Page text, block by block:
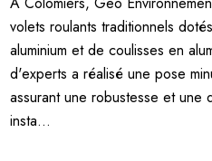
volets roulants traditionnels
aluminium et de coulisses en
d'experts a réalisé une pose
assurant une robustesse et une
insta...